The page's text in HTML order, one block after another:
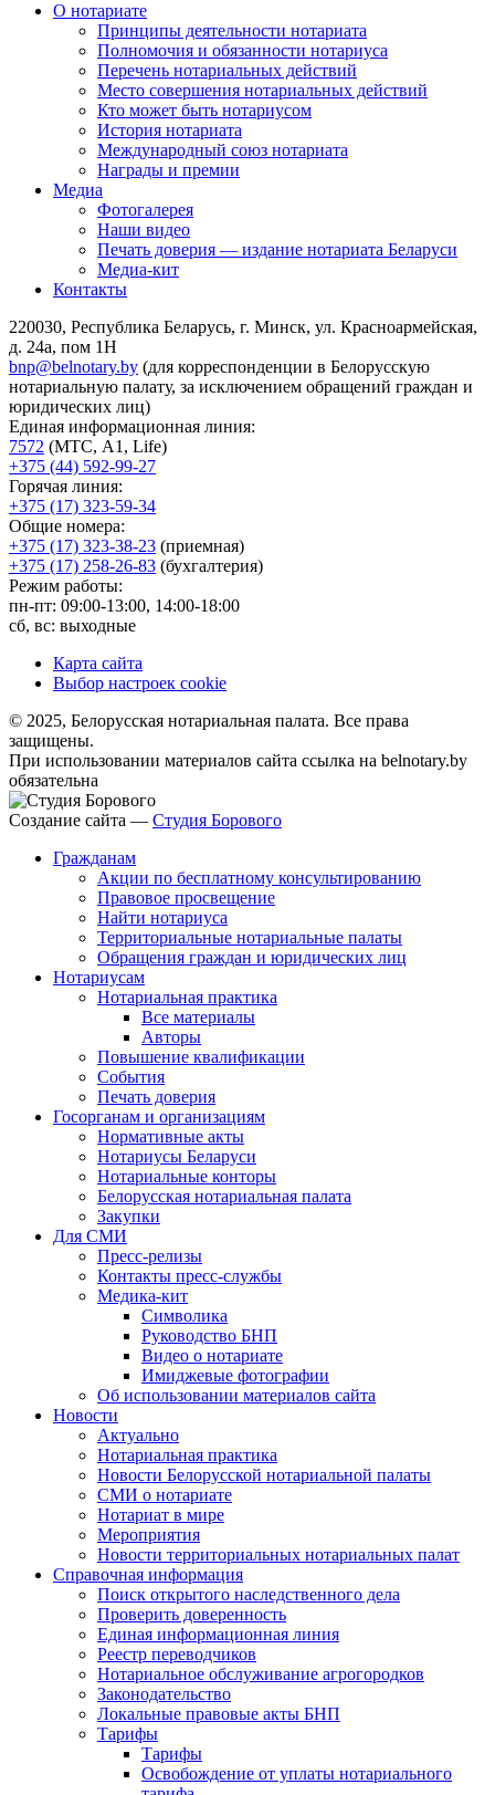
О нотариате
Принципы деятельности нотариата
Полномочия и обязанности нотариуса
Перечень нотариальных действий
Место совершения нотариальных действий
Кто может быть нотариусом
История нотариата
Международный союз нотариата
Награды и премии
Медиа
Фотогалерея
Наши видео
Печать доверия — издание нотариата Беларуси
Медиа-кит
Контакты
220030, Республика Беларусь, г. Минск, ул. Красноармейская,
д. 24а, пом 1Н
bnp@belnotary.by (для корреспонденции в Белорусскую
нотариальную палату, за исключением обращений граждан и
юридических лиц)
Единая информационная линия:
7572 (МТС, A1, Life)
+375 (44) 592-99-27
Горячая линия:
+375 (17) 323-59-34
Общие номера:
+375 (17) 323-38-23 (приемная)
+375 (17) 258-26-83 (бухгалтерия)
Режим работы:
пн-пт: 09:00-13:00, 14:00-18:00
сб, вс: выходные
Карта сайта
Выбор настроек cookie
© 2025, Белорусская нотариальная палата. Все права
защищены.
При использовании материалов сайта ссылка на belnotary.by
обязательна
Создание сайта — Студия Борового
Гражданам
Акции по бесплатному консультированию
Правовое просвещение
Найти нотариуса
Территориальные нотариальные палаты
Обращения граждан и юридических лиц
Нотариусам
Нотариальная практика
Все материалы
Авторы
Повышение квалификации
События
Печать доверия
Госорганам и организациям
Нормативные акты
Нотариусы Беларуси
Нотариальные конторы
Белорусская нотариальная палата
Закупки
Для СМИ
Пресс-релизы
Контакты пресс-службы
Медика-кит
Символика
Руководство БНП
Видео о нотариате
Имиджевые фотографии
Об использовании материалов сайта
Новости
Актуально
Нотариальная практика
Новости Белорусской нотариальной палаты
СМИ о нотариате
Нотариат в мире
Мероприятия
Новости территориальных нотариальных палат
Справочная информация
Поиск открытого наследственного дела
Проверить доверенность
Единая информационная линия
Реестр переводчиков
Нотариальное обслуживание агрогородков
Законодательство
Локальные правовые акты БНП
Тарифы
Тарифы
Освобождение от уплаты нотариального